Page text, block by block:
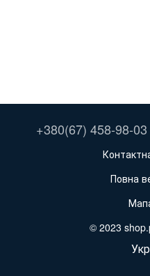
+380(67) 458-98-03
Повна
© 2023
Укр